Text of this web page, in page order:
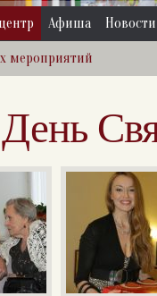
Афиша Новости
мероприятий